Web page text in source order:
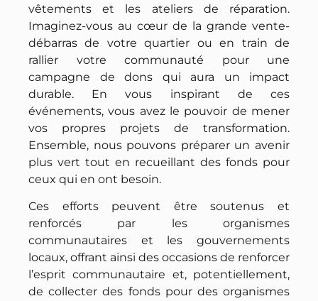
vêtements et les ateliers de réparation.
Imaginez-vous au cœur de la grande vente-
débarras de votre quartier ou en train de
rallier votre communauté pour une
campagne de dons qui aura un impact
durable. En vous inspirant de ces
événements, vous avez le pouvoir de mener
vos propres projets de transformation.
Ensemble, nous pouvons préparer un avenir
plus vert tout en recueillant des fonds pour
ceux qui en ont besoin.
Ces efforts peuvent être soutenus et
renforcés par les organismes
communautaires et les gouvernements
locaux, offrant ainsi des occasions de renforcer
l’esprit communautaire et, potentiellement,
de collecter des fonds pour des organismes